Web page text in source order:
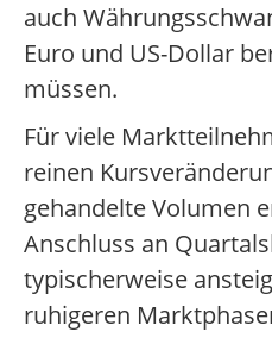
auch
Euro und US-Dollar
müssen.
Für viele
reinen
gehandelte Volumen
Anschluss an
typischerweise
ruhigeren